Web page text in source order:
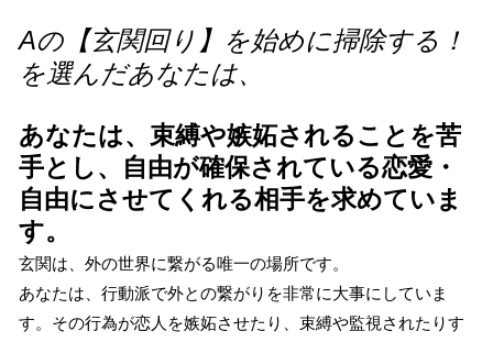
Aの【玄関回り】を始めに掃除する！
を選んだあなたは、
あなたは、束縛や嫉妬されることを苦
手とし、自由が確保されている恋愛・
自由にさせてくれる相手を求めていま
す。
玄関は、外の世界に繋がる唯一の場所です。
あなたは、行動派で外との繋がりを非常に大事にしていま
す。その行為が恋人を嫉妬させたり、束縛や監視されたりす